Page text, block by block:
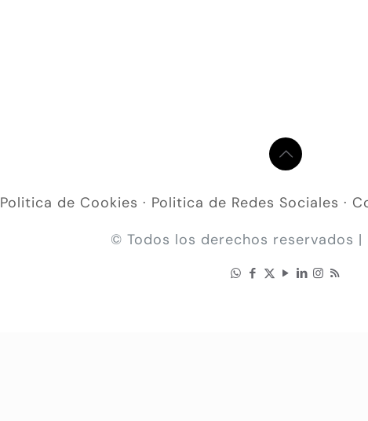
Politica de Cookies · Politica de Redes Sociales ·
© Todos los derechos reservados |